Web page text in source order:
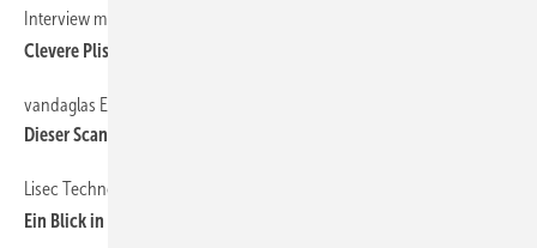
Interview mit Torsten Bold, isophon Glas GmbH
Clevere Plissee-Lösung im SZR
vandaglas Eckelt setzt auf Viprotron
Dieser Scanner leistet mehr
Lisec Technologietage 2025
Ein Blick in die Zukunft der Glasverarbeitung